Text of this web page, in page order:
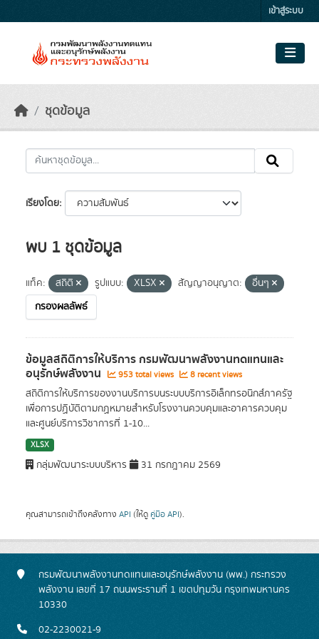
เข้าสู่ระบบ
ชุดข้อมูล
เรียงโดย
พบ 1 ชุดข้อมูล
แท็ค: สถิติ รูปแบบ: XLSX สัญญาอนุญาต:
อื่นๆ
กรองผลลัพธ์
ข้อมูลสถิติการให้บริการ กรมพัฒนาพลังงานทดแทนและ
อนุรักษ์พลังงาน 953 total views 8 recent views
สถิติการให้บริการของงานบริการบนระบบบริการอิเล็กทรอนิกส์ภาครัฐ
เพื่อการปฏิบัติตามกฏหมายสำหรับโรงงานควบคุมและอาคารควบคุม
และศูนย์บริการวิชาการที่ 1-10...
XLSX
กลุ่มพัฒนาระบบบริหาร 31 กรกฎาคม 2569
คุณสามารถเข้าถึงคลังทาง API (ให้ดู คู่มือ API).
กรมพัฒนาพลังงานทดแทนและอนุรักษ์พลังงาน (พพ.) กระทรวง
พลังงาน เลขที่ 17 ถนนพระรามที่ 1 เขตปทุมวัน กรุงเทพมหานคร
10330
02-2230021-9